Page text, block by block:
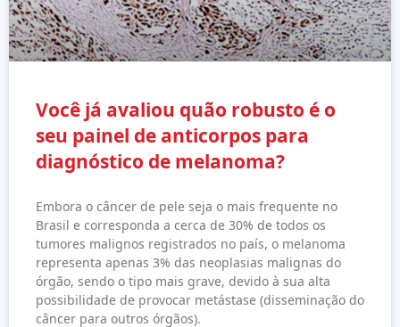
Você já avaliou quão robusto é o
seu painel de anticorpos para
diagnóstico de melanoma?
Embora o câncer de pele seja o mais frequente no
Brasil e corresponda a cerca de 30% de todos os
tumores malignos registrados no país, o melanoma
representa apenas 3% das neoplasias malignas do
órgão, sendo o tipo mais grave, devido à sua alta
possibilidade de provocar metástase (disseminação do
câncer para outros órgãos).